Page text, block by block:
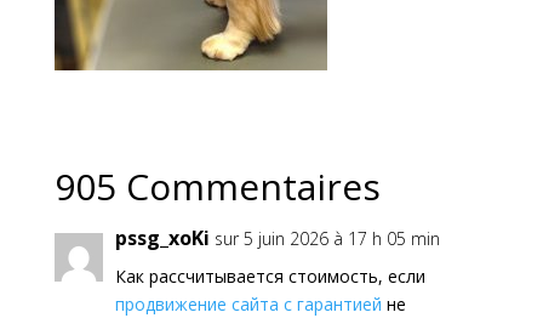
905 Commentaires
pssg_xoKi sur 5 juin 2026 à 17 h 05 min
Как рассчитывается стоимость, если
продвижение сайта с гарантией не